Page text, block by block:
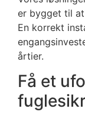
er bygget til
En korrekt
årtier.
Få et